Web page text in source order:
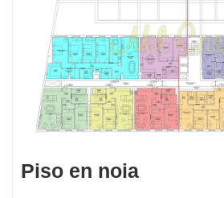
Piso en noia